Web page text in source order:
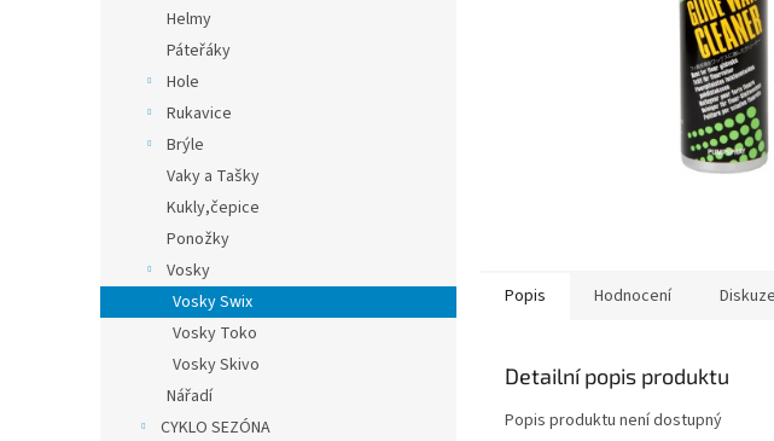
Helmy
Páteřáky
Hole
Rukavice
Brýle
Vaky a Tašky
Kukly,čepice
Ponožky
Vosky
Vosky Swix
Vosky Toko
Vosky Skivo
Nářadí
CYKLO SEZÓNA
Popis Hodnocení Diskuze
Detailní popis produktu
Popis produktu není dostupný